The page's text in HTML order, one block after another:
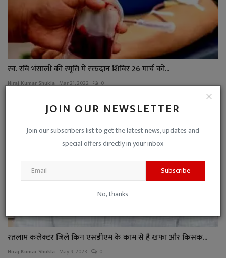
JOIN OUR NEWSLETTER
Join our subscribers list to get the latest news, updates and
special offers directly in your inbox
Subscribe
No, thanks
स्व. रवि भंसाली की स्मृति में रक्तदान शिविर 26 मार्च को...
Niraj Kumar Shukla Mar 21, 2022 0
रतलाम कलेक्टर जिले किन एसडीएम के काम से हैं खफा और किसक...
Niraj Kumar Shukla May 9, 2023 0